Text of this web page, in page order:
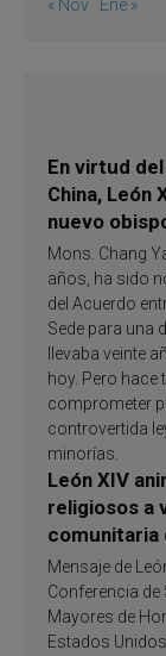
« Nov Ene »
En virtud
China, León
nuevo
Mons. Chang
años, ha sido
del Acuerdo
Sede para una
llevaba veinte
hoy. Pero hace
comprometer
controvertida
minorías.
León XIV
religiosos a
comunitaria
de
santificación
Mensaje de
Conferencia de
Mayores de
Estados Unidos